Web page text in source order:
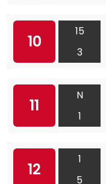
10
15
3
11
N
1
12
1
5